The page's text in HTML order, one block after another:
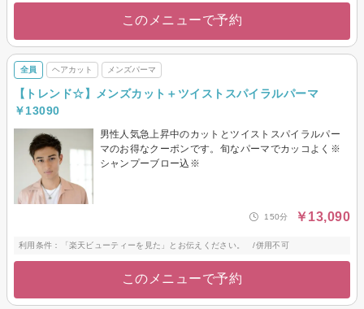
このメニューで予約
全員 ヘアカット メンズパーマ
【トレンド☆】メンズカット＋ツイストスパイラルパーマ
￥13090
男性人気急上昇中のカットとツイストスパイラルパー
マのお得なクーポンです。旬なパーマでカッコよく※
シャンプーブロー込※
150分 ￥13,090
利用条件：「楽天ビューティーを見た」とお伝えください。 /併用不可
このメニューで予約